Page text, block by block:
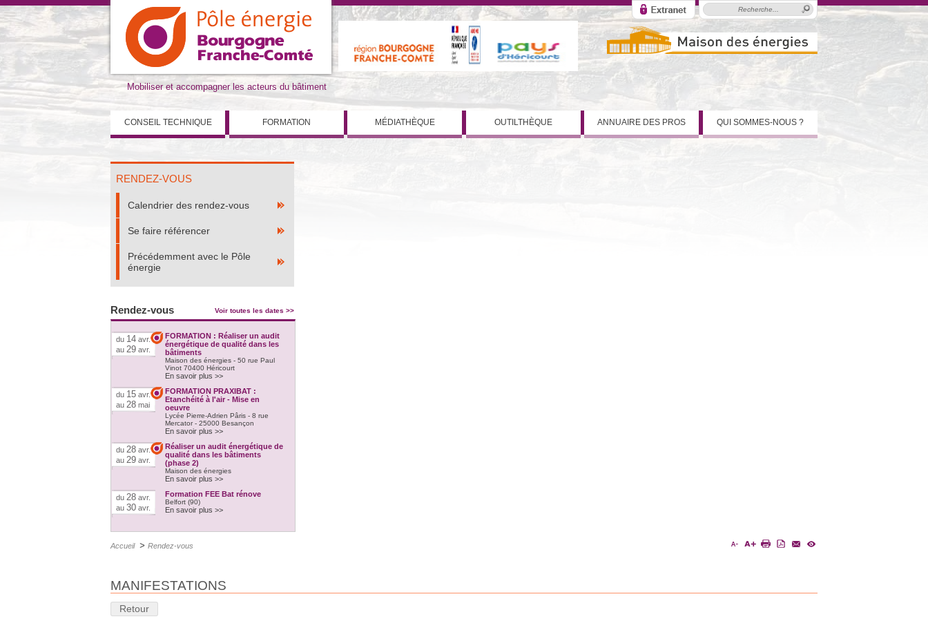
Mobiliser et accompagner les acteurs du bâtiment
CONSEIL TECHNIQUE FORMATION MÉDIATHÈQUE OUTILTHÈQUE ANNUAIRE DES PROS QUI SOMMES-NOUS ?
RENDEZ-VOUS
Calendrier des rendez-vous
Se faire référencer
Précédemment avec le Pôle
énergie
Rendez-vous Voir toutes les dates >>
du 14 avr.
au 29 avr.
FORMATION : Réaliser un audit
énergétique de qualité dans les
bâtiments
Maison des énergies - 50 rue Paul
Vinot 70400 Héricourt
En savoir plus >>
du 15 avr.
au 28 mai
FORMATION PRAXIBAT :
Etanchéité à l'air - Mise en
oeuvre
Lycée Pierre-Adrien Pâris - 8 rue
Mercator - 25000 Besançon
En savoir plus >>
du 28 avr.
au 29 avr.
Réaliser un audit énergétique de
qualité dans les bâtiments
(phase 2)
Maison des énergies
En savoir plus >>
du 28 avr.
au 30 avr.
Formation FEE Bat rénove
Belfort (90)
En savoir plus >>
Accueil > Rendez-vous
MANIFESTATIONS
Retour